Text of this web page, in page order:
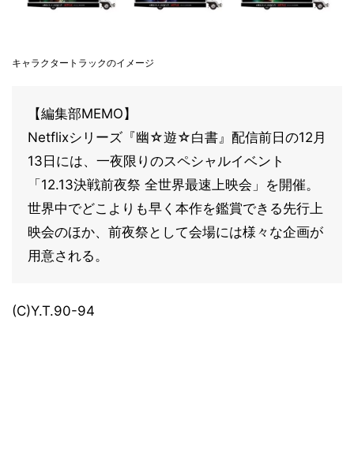
キャラクタートラックのイメージ
【編集部MEMO】
Netflixシリーズ『幽☆遊☆白書』配信前日の12月
13日には、一夜限りのスペシャルイベント
「12.13決戦前夜祭 全世界最速上映会」を開催。
世界中でどこよりも早く本作を鑑賞できる先行上
映会のほか、前夜祭として会場には様々な企画が
用意される。
(C)Y.T.90-94